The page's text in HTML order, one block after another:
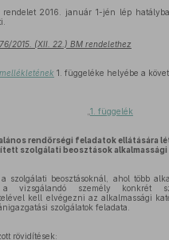
rendelet 2016. január 1-jén lép
2015. (XII. 22.) BM rendelethez
1. függeléke helyébe a
1. függelék
rendőrségi feladatok ellátására
szolgálati beosztások alkalmassági
szolgálati beosztásoknál, ahol több
vizsgálandó személy konkrét
kell elvégezni az alkalmassági
szolgálatok feladata.
rövidítések: